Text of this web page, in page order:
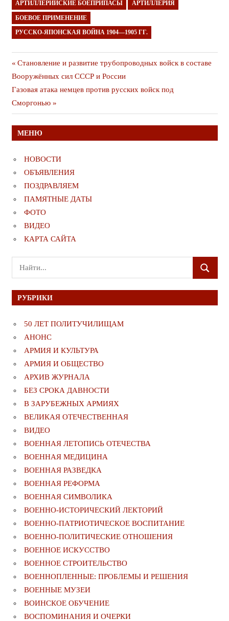
АРТИЛЛЕРИЙСКИЕ БОЕПРИПАСЫ АРТИЛЛЕРИЯ
БОЕВОЕ ПРИМЕНЕНИЕ
РУССКО-ЯПОНСКАЯ ВОЙНА 1904—1905 ГГ.
Навигация
по
записям
Предыдущая
публикация
Становление и развитие трубопроводных войск в составе
Вооружённых сил СССР и России
Следующая
публикация
Газовая атака немцев против русских войск под
Сморгонью
МЕНЮ
НОВОСТИ
ОБЪЯВЛЕНИЯ
ПОЗДРАВЛЯЕМ
ПАМЯТНЫЕ ДАТЫ
ФОТО
ВИДЕО
КАРТА САЙТА
Поиск
для:
ПОИСК
РУБРИКИ
50 ЛЕТ ПОЛИТУЧИЛИЩАМ
АНОНС
АРМИЯ И КУЛЬТУРА
АРМИЯ И ОБЩЕСТВО
АРХИВ ЖУРНАЛА
БЕЗ СРОКА ДАВНОСТИ
В ЗАРУБЕЖНЫХ АРМИЯХ
ВЕЛИКАЯ ОТЕЧЕСТВЕННАЯ
ВИДЕО
ВОЕННАЯ ЛЕТОПИСЬ ОТЕЧЕСТВА
ВОЕННАЯ МЕДИЦИНА
ВОЕННАЯ РАЗВЕДКА
ВОЕННАЯ РЕФОРМА
ВОЕННАЯ СИМВОЛИКА
ВОЕННО-ИСТОРИЧЕСКИЙ ЛЕКТОРИЙ
ВОЕННО-ПАТРИОТИЧЕСКОЕ ВОСПИТАНИЕ
ВОЕННО-ПОЛИТИЧЕСКИE ОТНОШЕНИЯ
ВОЕННОЕ ИСКУССТВО
ВОЕННОЕ СТРОИТЕЛЬСТВО
ВОЕННОПЛЕННЫЕ: ПРОБЛЕМЫ И РЕШЕНИЯ
ВОЕННЫЕ МУЗЕИ
ВОИНСКОЕ ОБУЧЕНИЕ
ВОСПОМИНАНИЯ И ОЧЕРКИ